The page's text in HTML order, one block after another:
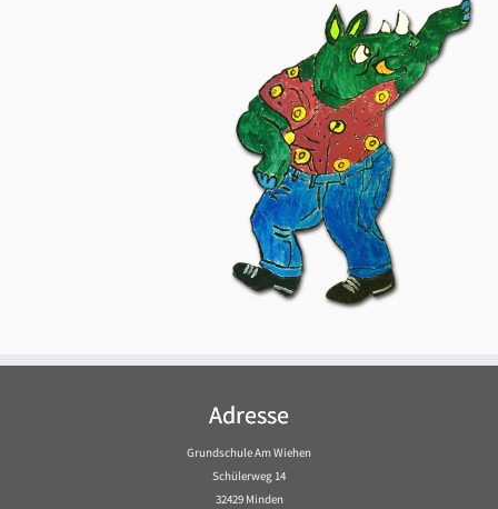
Adresse
Grundschule Am Wiehen
Schülerweg 14
32429 Minden